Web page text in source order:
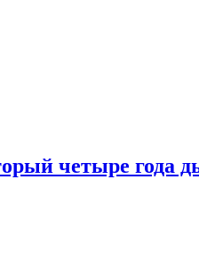
четыре года